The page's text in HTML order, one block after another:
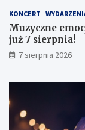
m
i
w
y
k
a
m
KONCERT
Muzyczne
już 7 sierpnia!
7 sierpnia 2026